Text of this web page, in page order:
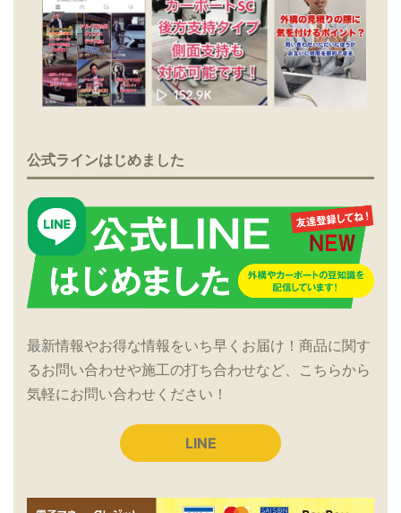
公式ラインはじめました
最新情報やお得な情報をいち早くお届け！商品に関す
るお問い合わせや施工の打ち合わせなど、こちらから
気軽にお問い合わせください！
LINE